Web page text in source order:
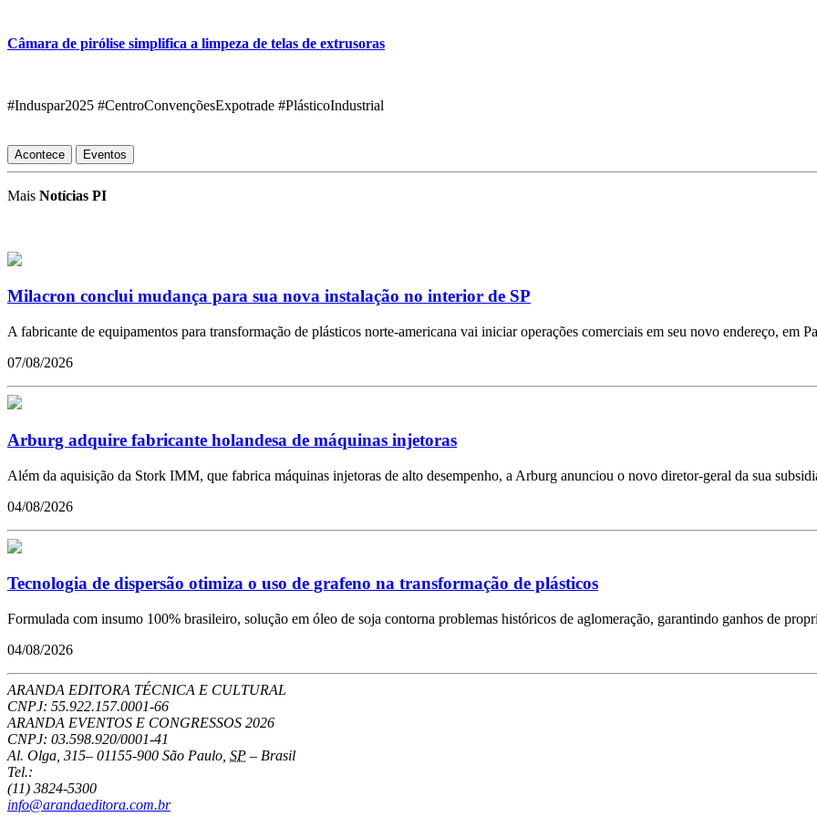
Câmara de pirólise simplifica a limpeza de telas de extrusoras
#Induspar2025 #CentroConvençõesExpotrade #PlásticoIndustrial
Acontece Eventos
Mais Notícias PI
Milacron conclui mudança para sua nova instalação no interior de SP
A fabricante de equipamentos para transformação de plásticos norte-americana vai iniciar operações comerciais em seu novo endereço, em
07/08/2026
Arburg adquire fabricante holandesa de máquinas injetoras
Além da aquisição da Stork IMM, que fabrica máquinas injetoras de alto desempenho, a Arburg anunciou o novo diretor-geral da sua
04/08/2026
Tecnologia de dispersão otimiza o uso de grafeno na transformação de plásticos
Formulada com insumo 100% brasileiro, solução em óleo de soja contorna problemas históricos de aglomeração, garantindo ganhos de
04/08/2026
ARANDA EDITORA TÉCNICA E CULTURAL
CNPJ: 55.922.157.0001-66
ARANDA EVENTOS E CONGRESSOS 2026
CNPJ: 03.598.920/0001-41
Al. Olga, 315– 01155-900 São Paulo SP – Brasil
Tel.:
(11) 3824-5300
info@arandaeditora.com.br